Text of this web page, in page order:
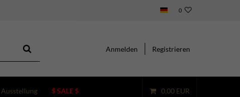
0
Anmelden Registrieren
Ausstellung $ SALE $ 0,00 EUR